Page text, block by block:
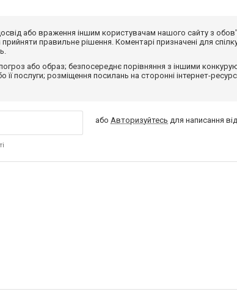
або враження іншим користувачам нашого сайту з
правильне рішення. Коментарі призначені для
або образ; безпосереднє порівняння з іншими
її послуги; розміщення посилань на сторонні інтернет-
абоАвторизуйтесь для написання